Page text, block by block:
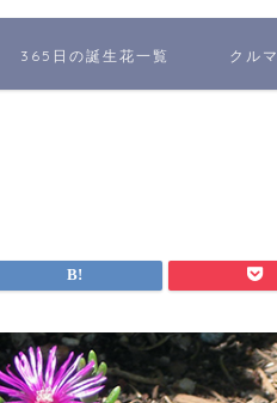
365日の誕生花一覧 クルマ